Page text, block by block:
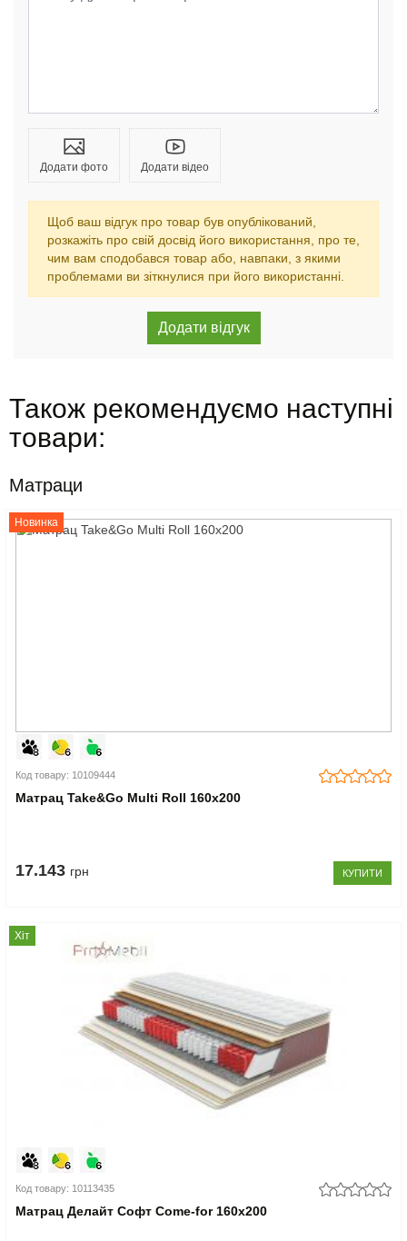
Додати фото Додати відео
Щоб ваш відгук про товар був опублікований,
розкажіть про свій досвід його використання, про те,
чим вам сподобався товар або, навпаки, з якими
проблемами ви зіткнулися при його використанні.
Також рекомендуємо наступні
товари:
Матраци
Новинка
Код товару: 10109444
Матрац Take&Go Multi Roll 160x200
17.143 грн КУПИТИ
Хіт
Код товару: 10113435
Матрац Делайт Софт Come-for 160x200